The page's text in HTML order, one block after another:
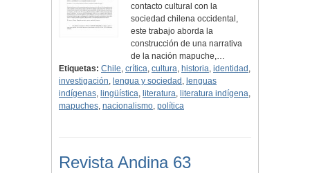
contacto cultural con la
sociedad chilena occidental,
este trabajo aborda la
construcción de una narrativa
de la nación mapuche,…
Etiquetas: Chile, crítica, cultura, historia, identidad ,
investigación, lengua y sociedad , lenguas
indígenas, lingüística, literatura, literatura indígena,
mapuches, nacionalismo, política
Revista Andina 63